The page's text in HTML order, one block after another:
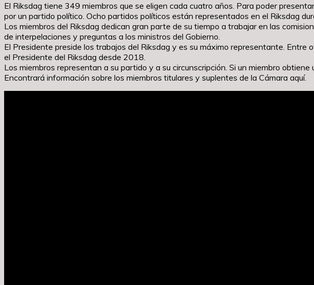
El Riksdag tiene 349 miembros que se eligen cada cuatro años. Para poder
por un partido político. Ocho partidos políticos están representados en el Riksdag
Los miembros del Riksdag dedican gran parte de su tiempo a trabajar en las
de interpelaciones y preguntas a los ministros del Gobierno.
El Presidente preside los trabajos del Riksdag y es su máximo representante.
el Presidente del Riksdag desde 2018.
Los miembros representan a su partido y a su circunscripción. Si un miembro
Encontrará información sobre los miembros titulares y suplentes de la Cámara aquí.